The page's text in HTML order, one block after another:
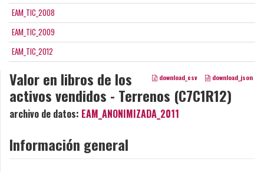
EAM_TIC_2008
EAM_TIC_2009
EAM_TIC_2012
download_csv download_json
Valor en libros de los
activos vendidos - Terrenos (C7C1R12)
archivo de datos: EAM_ANONIMIZADA_2011
Información general